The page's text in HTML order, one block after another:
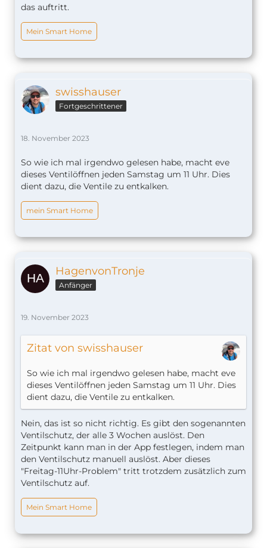
das auftritt.
Mein Smart Home
swisshauser
Fortgeschrittener
18. November 2023
So wie ich mal irgendwo gelesen habe, macht eve
dieses Ventilöffnen jeden Samstag um 11 Uhr. Dies
dient dazu, die Ventile zu entkalken.
mein Smart Home
HagenvonTronje
Anfänger
19. November 2023
Zitat von swisshauser
So wie ich mal irgendwo gelesen habe, macht eve
dieses Ventilöffnen jeden Samstag um 11 Uhr. Dies
dient dazu, die Ventile zu entkalken.
Nein, das ist so nicht richtig. Es gibt den sogenannten
Ventilschutz, der alle 3 Wochen auslöst. Den
Zeitpunkt kann man in der App festlegen, indem man
den Ventilschutz manuell auslöst. Aber dieses
"Freitag-11Uhr-Problem" tritt trotzdem zusätzlich zum
Ventilschutz auf.
Mein Smart Home